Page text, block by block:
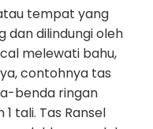
tempat yang
dan dilindungi oleh
melewati bahu,
contohnya tas
benda ringan
tali. Tas Ransel